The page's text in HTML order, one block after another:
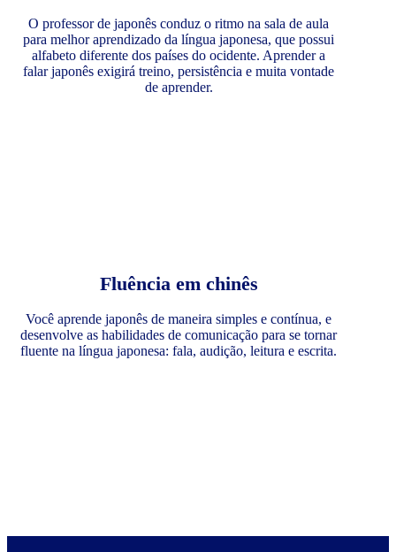
O professor de japonês conduz o ritmo na sala de aula
para melhor aprendizado da língua japonesa, que possui
alfabeto diferente dos países do ocidente. Aprender a
falar japonês exigirá treino, persistência e muita vontade
de aprender.
Fluência em chinês
Você aprende japonês de maneira simples e contínua, e
desenvolve as habilidades de comunicação para se tornar
fluente na língua japonesa: fala, audição, leitura e escrita.